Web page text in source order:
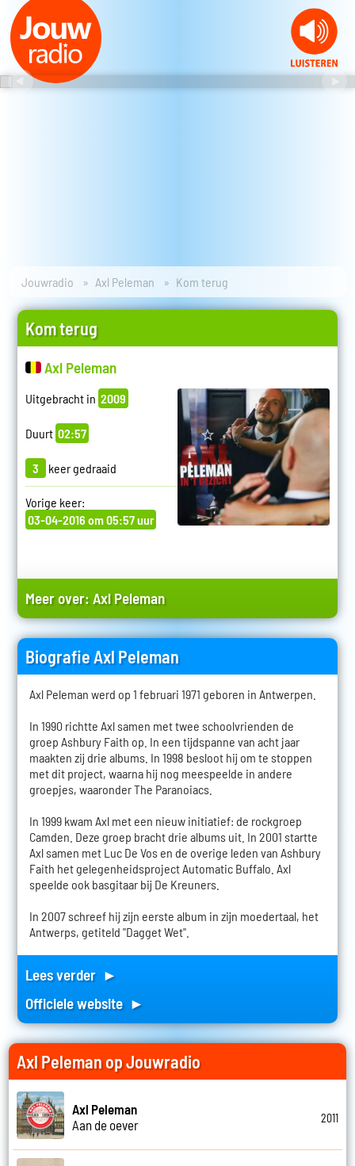
Jouwradio Axl Peleman Kom terug
Kom terug
Axl Peleman
Uitgebracht in 2009
Duurt 02:57
3 keer gedraaid
Vorige keer:
03-04-2016 om 05:57 uur
Meer over:Axl Peleman
Biografie Axl Peleman
Axl Peleman werd op 1 februari 1971 geboren in Antwerpen.
In 1990 richtte Axl samen met twee schoolvrienden de
groep Ashbury Faith op. In een tijdspanne van acht jaar
maakten zij drie albums. In 1998 besloot hij om te stoppen
met dit project, waarna hij nog meespeelde in andere
groepjes, waaronder The Paranoiacs.
In 1999 kwam Axl met een nieuw initiatief: de rockgroep
Camden. Deze groep bracht drie albums uit. In 2001 startte
Axl samen met Luc De Vos en de overige leden van Ashbury
Faith het gelegenheidsproject Automatic Buffalo. Axl
speelde ook basgitaar bij De Kreuners.
In 2007 schreef hij zijn eerste album in zijn moedertaal, het
Antwerps, getiteld "Dagget Wet".
Lees verder ►
Officiele website ►
Axl Peleman op Jouwradio
Axl Peleman
Aan de oever
2011